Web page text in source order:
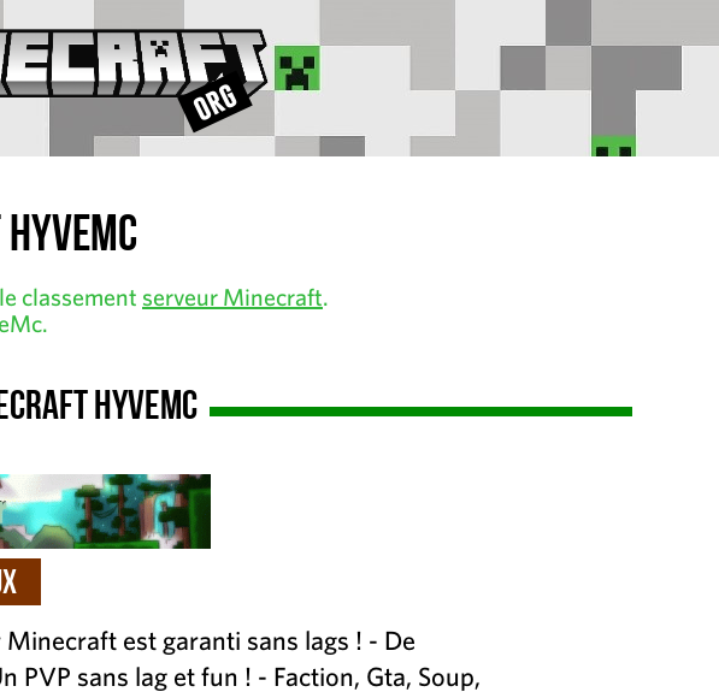
classement serveur Minecraft.
HyveMc
Minecraft est garanti sans lags ! - De
sans lag et fun ! - Faction, Gta, Soup,